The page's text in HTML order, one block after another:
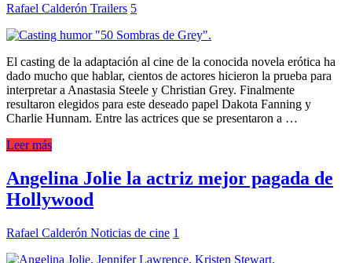
Rafael Calderón Trailers 5
El casting de la adaptación al cine de la conocida novela erótica ha
dado mucho que hablar, cientos de actores hicieron la prueba para
interpretar a Anastasia Steele y Christian Grey. Finalmente
resultaron elegidos para este deseado papel Dakota Fanning y
Charlie Hunnam. Entre las actrices que se presentaron a …
Leer más
Angelina Jolie la actriz mejor pagada de
Hollywood
Rafael Calderón Noticias de cine 1